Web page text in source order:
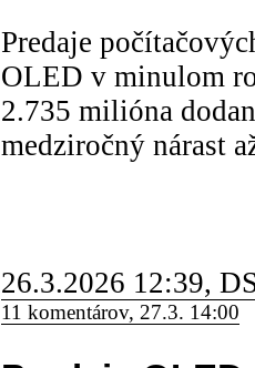
Predaje
OLED v minulom
2.735 milióna
medziročný nárast
26.3.2026 12:39,
11 komentárov, 27.3. 14:00